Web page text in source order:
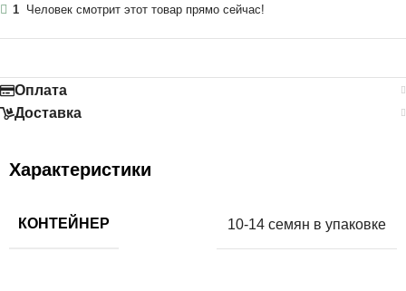
1 Человек смотрит этот товар прямо сейчас!
Оплата
Доставка
Характеристики
КОНТЕЙНЕР 10-14 семян в упаковке